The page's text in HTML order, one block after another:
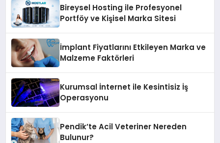
Bireysel Hosting ile Profesyonel
Portföy ve Kişisel Marka Sitesi
İmplant Fiyatlarını Etkileyen Marka ve
Malzeme Faktörleri
Kurumsal İnternet ile Kesintisiz İş
Operasyonu
Pendik’te Acil Veteriner Nereden
Bulunur?